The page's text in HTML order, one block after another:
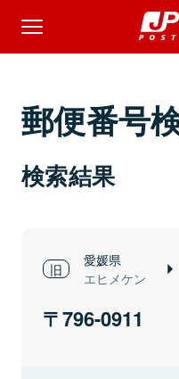
郵便番号
検索結果
愛媛県
エヒメケン
796-0911